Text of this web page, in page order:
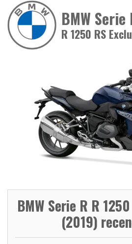
BMW Serie
R 1250 RS
BMW Serie R R
(2019)